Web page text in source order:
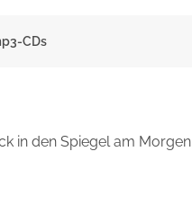
CDs
in den Spiegel am